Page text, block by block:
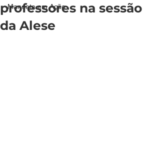
Mandata em Ação
professores na sessão
da Alese